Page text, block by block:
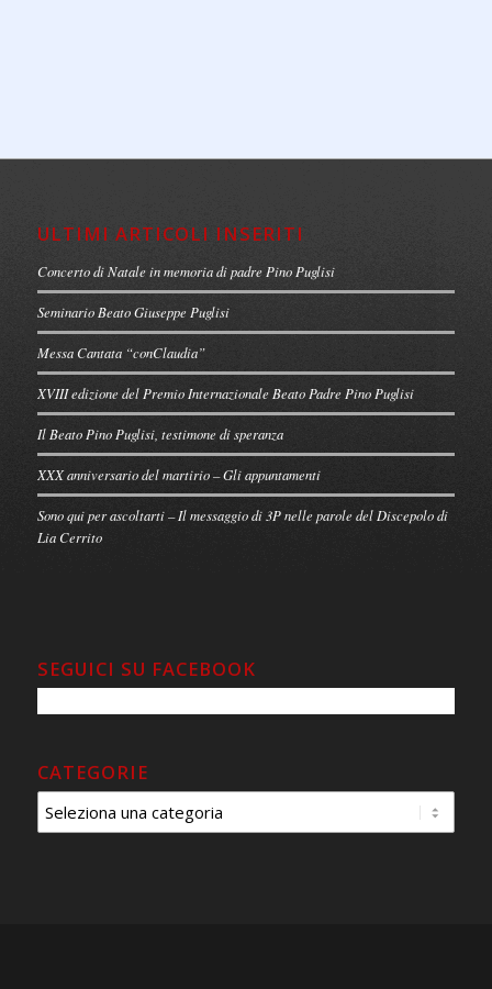
ULTIMI ARTICOLI INSERITI
Concerto di Natale in memoria di padre Pino Puglisi
Seminario Beato Giuseppe Puglisi
Messa Cantata “conClaudia”
XVIII edizione del Premio Internazionale Beato Padre Pino Puglisi
Il Beato Pino Puglisi, testimone di speranza
XXX anniversario del martirio – Gli appuntamenti
Sono qui per ascoltarti – Il messaggio di 3P nelle parole del Discepolo di
Lia Cerrito
SEGUICI SU FACEBOOK
CATEGORIE
Categorie